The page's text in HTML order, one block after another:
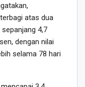
atas dua
4,7
dengan nilai
selama 78 hari